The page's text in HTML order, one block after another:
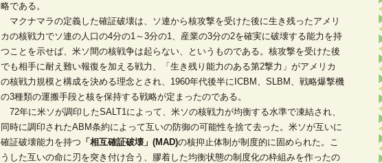
略である。
マクナマラの定義した確証破壊は、ソ連から核攻撃を受けた後に生き残ったアメリ
カの核戦力でソ連の人口の4分の1～3分の1、産業の3分の2を確実に破壊する能力を持
つことを示せば、米ソ間の核戦争は起らない、というものである。核攻撃を受けた後
でも相手に耐え難い報復を加える戦力、「生き残り能力のある第2撃力」がアメリカ
の核戦力規模と構成を決める理念とされ、1960年代後半にICBM、SLBM、戦略爆撃機
の3種類の運搬手段と核を保持する戦略が定まったのである。
72年に米ソが調印したSALT1によって、米ソの核戦力が均衡する水準で凍結され、
同時に調印されたABM条約によって互いの防御の可能性を捨て去った。米ソが互いに
確証破壊能力を持つ 「相互確証破壊」(MAD)の核抑止体制が制度的に固められた。こ
うした互いの命に刃を突き付け合う、膠着した均衡状態の制度化の枠組みを作ったの